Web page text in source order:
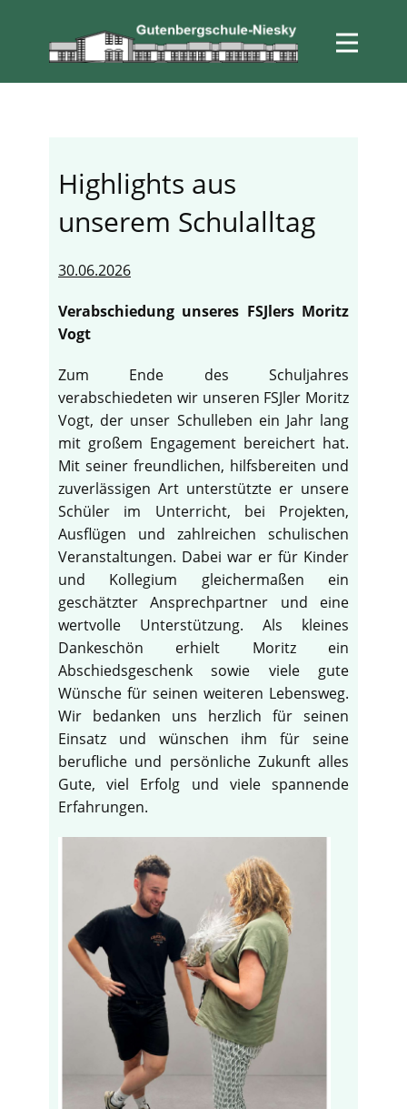
Highlights aus
unserem Schulalltag
30.06.2026
Verabschiedung unseres FSJlers Moritz
Vogt
Zum Ende des Schuljahres
verabschiedeten wir unseren FSJler Moritz
Vogt, der unser Schulleben ein Jahr lang
mit großem Engagement bereichert hat.
Mit seiner freundlichen, hilfsbereiten und
zuverlässigen Art unterstützte er unsere
Schüler im Unterricht, bei Projekten,
Ausflügen und zahlreichen schulischen
Veranstaltungen. Dabei war er für Kinder
und Kollegium gleichermaßen ein
geschätzter Ansprechpartner und eine
wertvolle Unterstützung. Als kleines
Dankeschön erhielt Moritz ein
Abschiedsgeschenk sowie viele gute
Wünsche für seinen weiteren Lebensweg.
Wir bedanken uns herzlich für seinen
Einsatz und wünschen ihm für seine
berufliche und persönliche Zukunft alles
Gute, viel Erfolg und viele spannende
Erfahrungen.